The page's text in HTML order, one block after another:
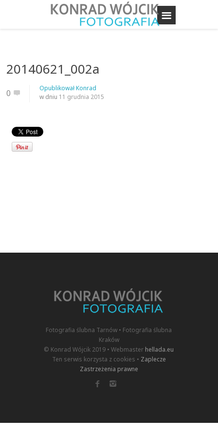
20140621_002a
0 OpublikowałKonrad
w dniu 11 grudnia 2015
Fotografia ślubna Tarnów • Fotografia ślubna
Kraków
© Konrad Wójcik 2019 • Webmaster hellada.eu
Ten serwis korzysta z cookies • Zaplecze
Zastrzeżenia prawne